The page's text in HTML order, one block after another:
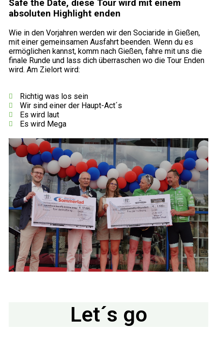
Safe the Date, diese Tour wird mit einem
absoluten Highlight enden
Wie in den Vorjahren werden wir den Sociaride in Gießen,
mit einer gemeinsamen Ausfahrt beenden. Wenn du es
ermöglichen kannst, komm nach Gießen, fahre mit uns die
finale Runde und lass dich überraschen wo die Tour Enden
wird. Am Zielort wird:
Richtig was los sein
Wir sind einer der Haupt-Act´s
Es wird laut
Es wird Mega
Let´s go